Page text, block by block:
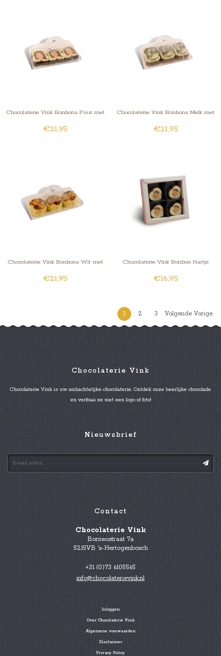
Chocolaterie Vink Bonbons Puur met
Foto/Logo 3 stuks
€21,95
Chocolaterie Vink Bonbons Melk met
Foto/Logo 3 stuks
€21,95
Chocolaterie Vink Bonbons Wit met
Foto/Logo 3 stuks
€21,95
Chocolaterie Vink Bonbon Hartje
Melk met Foto/Logo 4 stuks
€16,95
1 2 3 Volgende Vorige
Chocolaterie Vink
Chocolaterie Vink is uw ambachtelijke chocolaterie. Ontdek onze heerlijke chocolade
en verfraai ze met een logo of foto!
Nieuwsbrief
Contact
Chocolaterie Vink
Borneostraat 7a
5215VB 's-Hertogenbosch
+31 (0)73 6105565
info@chocolaterievink.nl
Inloggen
Over Chocolaterie Vink
Algemene voorwaarden
Disclaimer
Privacy Policy